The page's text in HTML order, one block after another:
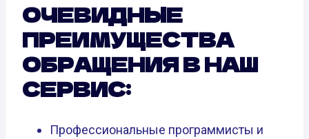
ОЧЕВИДНЫЕ
ПРЕИМУЩЕСТВА
ОБРАЩЕНИЯ В НАШ
СЕРВИС:
Профессиональные программисты и